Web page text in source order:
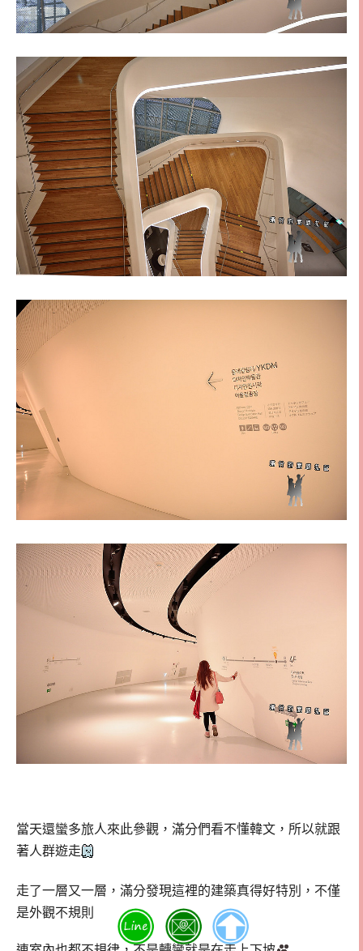
當天還蠻多旅人來此參觀，滿分們看不懂韓文，所以就跟
著人群遊走
走了一層又一層，滿分發現這裡的建築真得好特別，不僅
是外觀不規則